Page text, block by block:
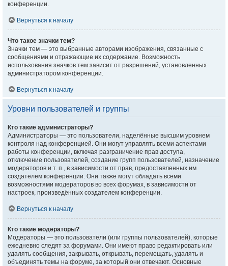
конференции.
Вернуться к началу
Что такое значки тем?
Значки тем — это выбранные авторами изображения, связанные с
сообщениями и отражающие их содержание. Возможность
использования значков тем зависит от разрешений, установленных
администратором конференции.
Вернуться к началу
Уровни пользователей и группы
Кто такие администраторы?
Администраторы — это пользователи, наделённые высшим уровнем
контроля над конференцией. Они могут управлять всеми аспектами
работы конференции, включая разграничение прав доступа,
отключение пользователей, создание групп пользователей, назначение
модераторов и т. п., в зависимости от прав, предоставленных им
создателем конференции. Они также могут обладать всеми
возможностями модераторов во всех форумах, в зависимости от
настроек, произведённых создателем конференции.
Вернуться к началу
Кто такие модераторы?
Модераторы — это пользователи (или группы пользователей), которые
ежедневно следят за форумами. Они имеют право редактировать или
удалять сообщения, закрывать, открывать, перемещать, удалять и
объединять темы на форуме, за который они отвечают. Основные